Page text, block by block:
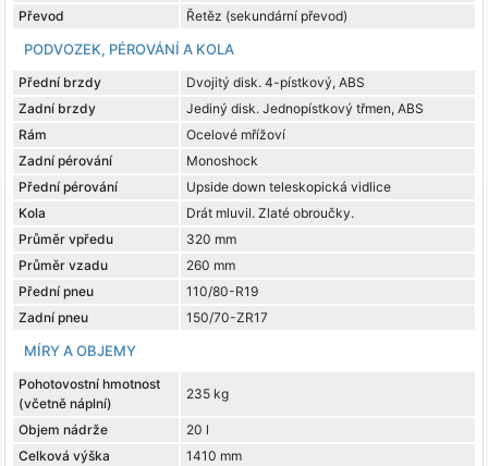
Převod
Řetěz (sekundární převod)
PODVOZEK, PÉROVÁNÍ A KOLA
Přední brzdy
Dvojitý disk. 4-pístkový, ABS
Zadní brzdy
Jediný disk. Jednopístkový třmen, ABS
Rám
Ocelové mřížoví
Zadní pérování
Monoshock
Přední pérování
Upside down teleskopická vidlice
Kola
Drát mluvil. Zlaté obroučky.
Průměr vpředu
320 mm
Průměr vzadu
260 mm
Přední pneu
110/80-R19
Zadní pneu
150/70-ZR17
MÍRY A OBJEMY
Pohotovostní hmotnost
(včetně náplní)
235 kg
Objem nádrže
20 l
Celková výška
1410 mm